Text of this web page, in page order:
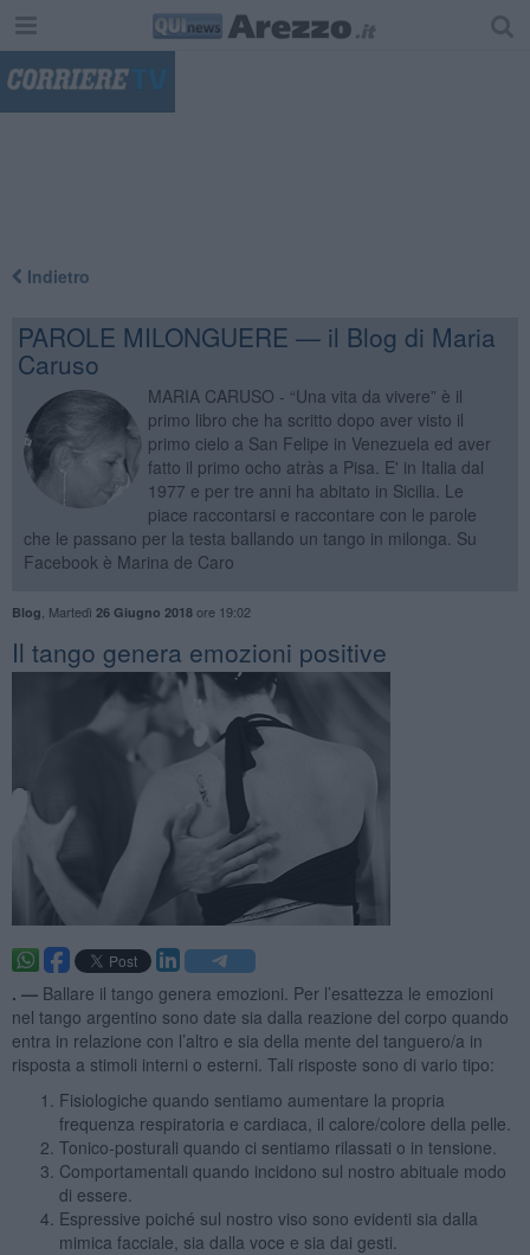
Indietro
PAROLE MILONGUERE — il Blog di Maria
Caruso
MARIA CARUSO - “Una vita da vivere” è il
primo libro che ha scritto dopo aver visto il
primo cielo a San Felipe in Venezuela ed aver
fatto il primo ocho atràs a Pisa. E' in Italia dal
1977 e per tre anni ha abitato in Sicilia. Le
piace raccontarsi e raccontare con le parole
che le passano per la testa ballando un tango in milonga. Su
Facebook è Marina de Caro
Blog Martedì 26 Giugno 2018ore 19:02
Il tango genera emozioni positive
. — Ballare il tango genera emozioni. Per l’esattezza le emozioni
nel tango argentino sono date sia dalla reazione del corpo quando
entra in relazione con l’altro e sia della mente del tanguero/a in
risposta a stimoli interni o esterni. Tali risposte sono di vario tipo:
Fisiologiche quando sentiamo aumentare la propria
frequenza respiratoria e cardiaca, il calore/colore della pelle.
Tonico-posturali quando ci sentiamo rilassati o in tensione.
Comportamentali quando incidono sul nostro abituale modo
di essere.
Espressive poiché sul nostro viso sono evidenti sia dalla
mimica facciale, sia dalla voce e sia dai gesti.